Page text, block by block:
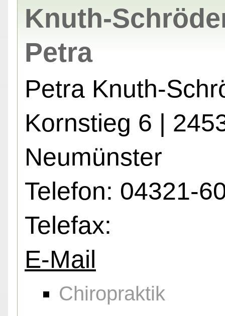
Knuth-
Petra
Petra Knuth-
Kornstieg 6 |
Neumünster
Telefon: 04321-
Telefax:
E-Mail
Chiropraktik